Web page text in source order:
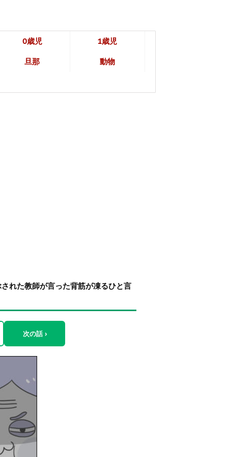
0歳児 1歳児
旦那 動物
れた教師が言った背筋が凍るひと言
次の話 ›